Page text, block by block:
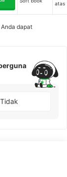
atas
dapat
Tidak